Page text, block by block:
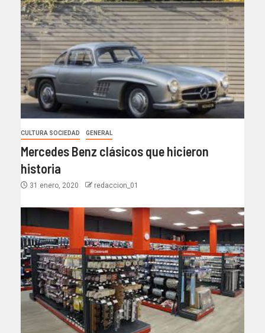
CULTURA SOCIEDAD GENERAL
Mercedes Benz clásicos que hicieron
historia
31 enero, 2020 redaccion_01